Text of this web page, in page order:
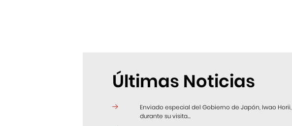
Últimas Noticias
Enviado especial del Gobierno de Japón, Iwao Horii,
durante su visita...